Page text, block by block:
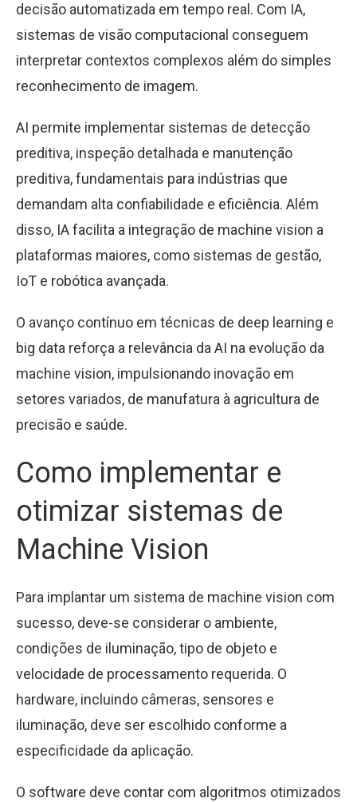
decisão automatizada em tempo real. Com IA,
sistemas de visão computacional conseguem
interpretar contextos complexos além do simples
reconhecimento de imagem.
AI permite implementar sistemas de detecção
preditiva, inspeção detalhada e manutenção
preditiva, fundamentais para indústrias que
demandam alta confiabilidade e eficiência. Além
disso, IA facilita a integração de machine vision a
plataformas maiores, como sistemas de gestão,
IoT e robótica avançada.
O avanço contínuo em técnicas de deep learning e
big data reforça a relevância da AI na evolução da
machine vision, impulsionando inovação em
setores variados, de manufatura à agricultura de
precisão e saúde.
Como implementar e
otimizar sistemas de
Machine Vision
Para implantar um sistema de machine vision com
sucesso, deve-se considerar o ambiente,
condições de iluminação, tipo de objeto e
velocidade de processamento requerida. O
hardware, incluindo câmeras, sensores e
iluminação, deve ser escolhido conforme a
especificidade da aplicação.
O software deve contar com algoritmos otimizados